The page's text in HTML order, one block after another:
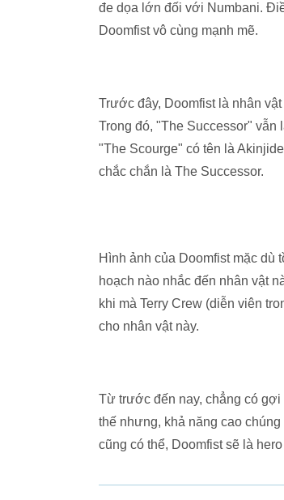
đe dọa lớn đối với Numbani.
Doomfist vô cùng mạnh mẽ.
Trước đây, Doomfist là nhân
Trong đó, "The Successor" vẫn
"The Scourge" có tên là
chắc chắn là The Successor.
Hình ảnh của Doomfist mặc
hoạch nào nhắc đến nhân vật
khi mà Terry Crew (diễn viên
cho nhân vật này.
Từ trước đến nay, chẳng có gợi
thế nhưng, khả năng cao
cũng có thể, Doomfist sẽ là